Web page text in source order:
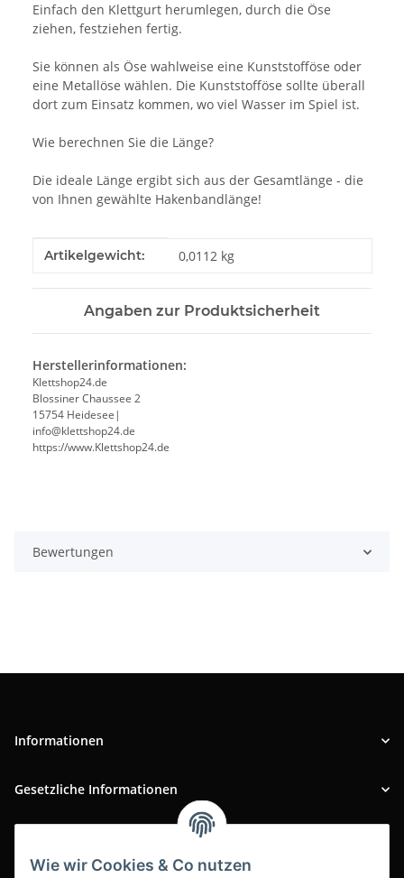
Wie wir Cookies & Co nutzen
Einfach den Klettgurt herumlegen, durch die Öse
ziehen, festziehen fertig.
Sie können als Öse wahlweise eine Kunststofföse oder
eine Metallöse wählen. Die Kunststofföse sollte überall
dort zum Einsatz kommen, wo viel Wasser im Spiel ist.
Wie berechnen Sie die Länge?
Die ideale Länge ergibt sich aus der Gesamtlänge - die
von Ihnen gewählte Hakenbandlänge!
Produkteigenschaft
Wert
Artikelgewicht: 0,0112 kg
Angaben zur Produktsicherheit
Herstellerinformationen:
Klettshop24.de
Blossiner Chaussee 2
15754 Heidesee|
info@klettshop24.de
https://www.Klettshop24.de
Bewertungen
Informationen
Gesetzliche Informationen